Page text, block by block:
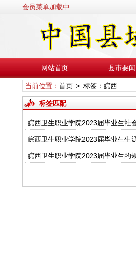
会员菜单加载中......
网站首页 县市要闻
当前位置： 首页> 标签：皖西
标签匹配
皖西卫生职业学院2023届毕业生社
皖西卫生职业学院2023届毕业生生
皖西卫生职业学院2023届毕业生的